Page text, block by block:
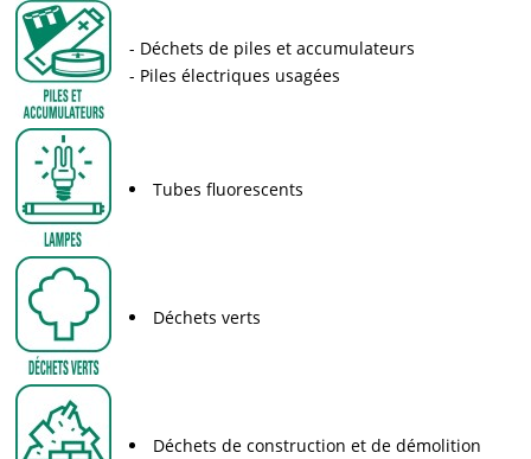
Déchets de piles et accumulateurs
Piles électriques usagées
Tubes fluorescents
Déchets verts
Déchets de construction et de démolition